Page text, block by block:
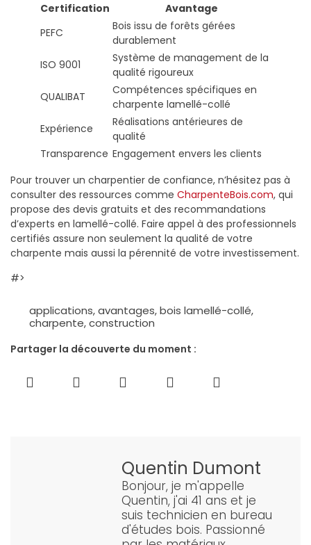
Certification
Avantage
PEFC
Bois issu de forêts gérées
durablement
ISO 9001
Système de management de la
qualité rigoureux
QUALIBAT
Compétences spécifiques en
charpente lamellé-collé
Expérience
Réalisations antérieures de
qualité
Transparence Engagement envers les clients
Pour trouver un charpentier de confiance, n’hésitez pas à
consulter des ressources comme CharpenteBois.com, qui
propose des devis gratuits et des recommandations
d’experts en lamellé-collé. Faire appel à des professionnels
certifiés assure non seulement la qualité de votre
charpente mais aussi la pérennité de votre investissement.
#>
applications,avantages,bois lamellé-collé,
charpente,construction
Partager la découverte du moment :
Quentin Dumont
Bonjour, je m'appelle
Quentin, j'ai 41 ans et je
suis technicien en bureau
d'études bois. Passionné